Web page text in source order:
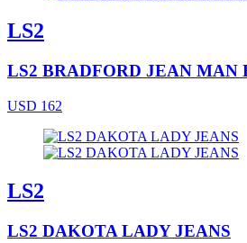
LS2
LS2 BRADFORD JEAN MAN
USD 162
LS2
LS2 DAKOTA LADY JEANS